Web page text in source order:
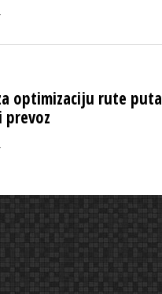
optimizaciju rute puta